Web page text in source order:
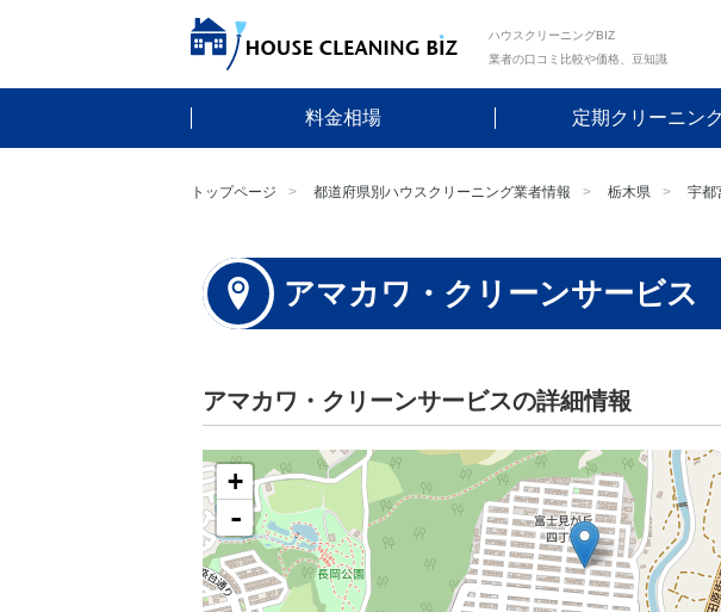
ハウスクリーニングBIZ
業者の口コミ比較や価格、豆知識
料金相場 定期クリーニン
トップページ 都道府県別ハウスクリーニング業者情報 栃木県 宇都
アマカワ・クリーンサービス
アマカワ・クリーンサービスの詳細情報
+
-